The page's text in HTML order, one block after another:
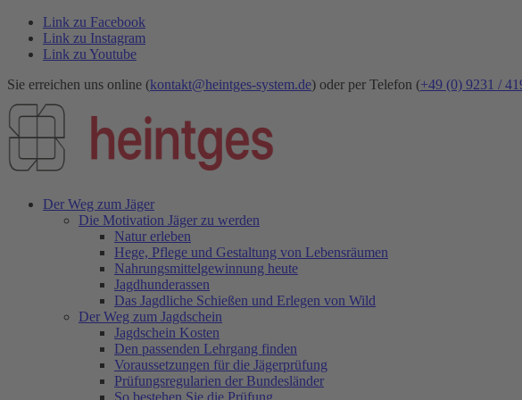
Link zu Facebook
Link zu Instagram
Link zu Youtube
Sie erreichen uns online (kontakt@heintges-system.de) oder per Telefon (+49 (0) 9231 /
Der Weg zum Jäger
Die Motivation Jäger zu werden
Natur erleben
Hege, Pflege und Gestaltung von Lebensräumen
Nahrungsmittelgewinnung heute
Jagdhunderassen
Das Jagdliche Schießen und Erlegen von Wild
Der Weg zum Jagdschein
Jagdschein Kosten
Den passenden Lehrgang finden
Voraussetzungen für die Jägerprüfung
Prüfungsregularien der Bundesländer
So bestehen Sie die Prüfung